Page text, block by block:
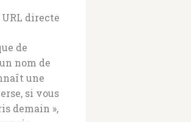
directe
de
nom de
une
si vous
demain »,